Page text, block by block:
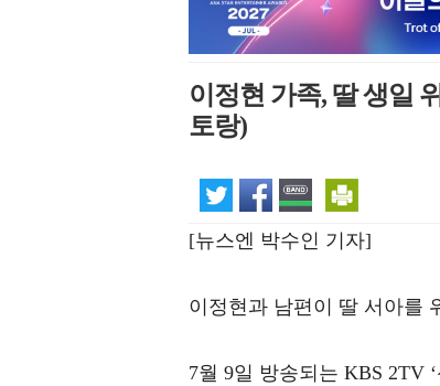
이정현 가족, 딸 생일
토랑)
[뉴스엔 박수인 기자]
이정현과 남편이 딸 서아를
7월 9일 방송되는 KBS 2TV